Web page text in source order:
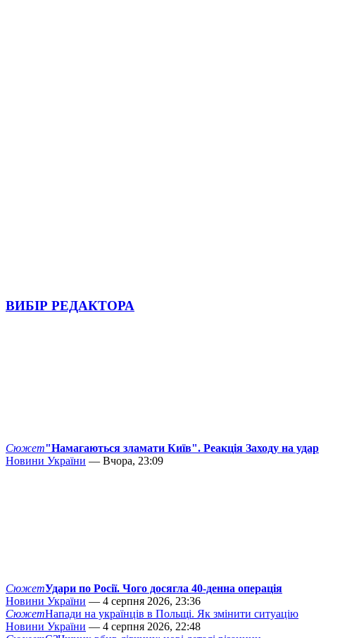
ВИБІР РЕДАКТОРА
Сюжет"Намагаються зламати Київ". Реакція Заходу на удар
Новини України — Вчора, 23:09
СюжетУдари по Росії. Чого досягла 40-денна операція
Новини України — 4 серпня 2026, 23:36
СюжетНапади на українців в Польщі. Як змінити ситуацію
Новини України — 4 серпня 2026, 22:48